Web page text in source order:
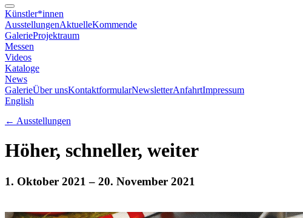
Künstler*innen
AusstellungenAktuelleKommende
GalerieProjektraum
Messen
Videos
Kataloge
News
GalerieÜber unsKontaktformularNewsletterAnfahrtImpressum
English
← Ausstellungen
Höher, schneller, weiter
1. Oktober 2021 – 20. November 2021